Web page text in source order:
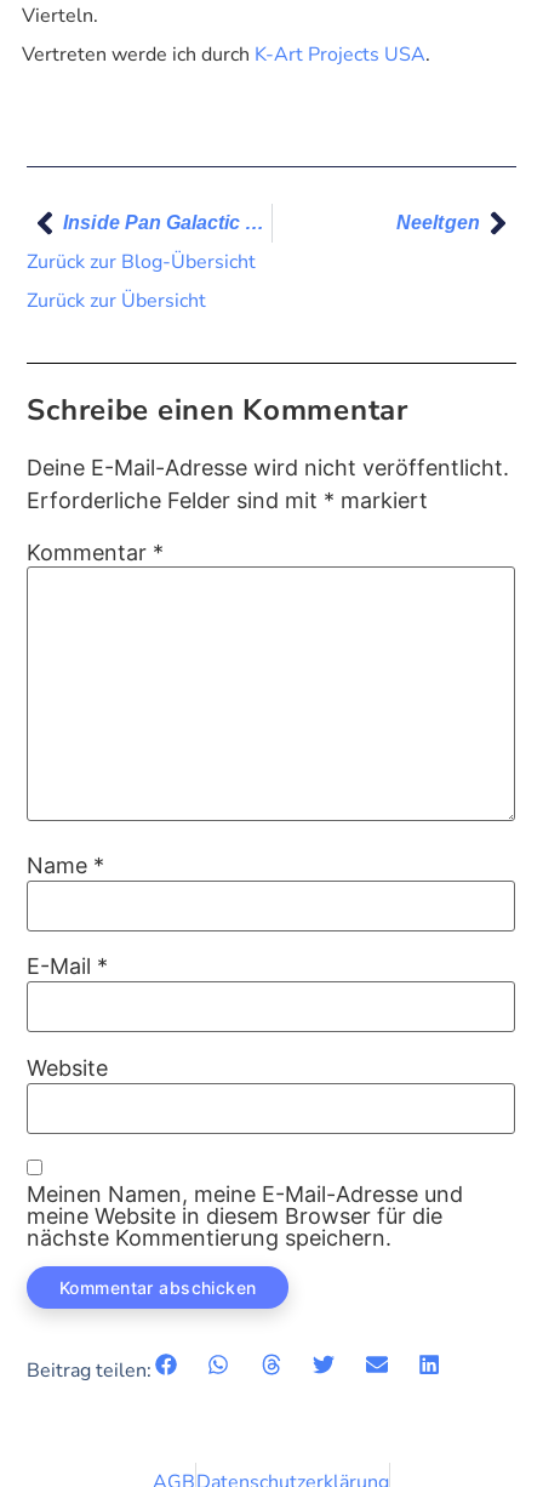
Vierteln.
Vertreten werde ich durch K-Art Projects USA.
Inside Pan Galactic Gargle Blaster Neeltgen
Zurück zur Blog-Übersicht
Zurück zur Übersicht
Schreibe einen Kommentar
Deine E-Mail-Adresse wird nicht veröffentlicht.
Erforderliche Felder sind mit * markiert
Kommentar *
Name *
E-Mail *
Website
Meinen Namen, meine E-Mail-Adresse und
meine Website in diesem Browser für die
nächste Kommentierung speichern.
Beitrag teilen: